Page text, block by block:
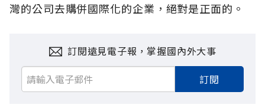
灣的公司去購併國際化的企業，絕對是正面的。
訂閱遠見電子報，掌握國內外大事
訂閱